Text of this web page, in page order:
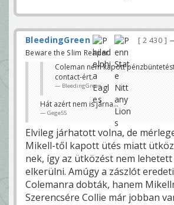
BleedingGreen 2 430
Beware the Slim Reaper!
Coleman nem kapott
contact-ért.
BleedingGreen
Hát azért nem is járna...
Gege55
Elvileg járhatott volna, de
Mikell-től kapott ütés miatt
nek, így az ütközést nem
elkerülni. Amúgy a zászlót
Colemanra dobták, hanem
Szerencsére Collie már jobban